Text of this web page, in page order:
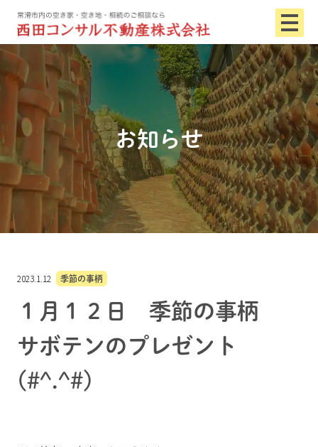
お知らせ
2023.1.12 季節の事柄
１月１２日 季節の事柄
サボテンのプレゼント
(#^.^#)